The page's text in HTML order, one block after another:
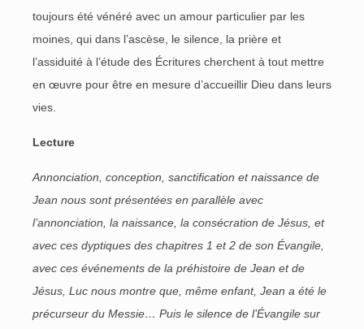
toujours été vénéré avec un amour particulier par les
moines, qui dans l’ascèse, le silence, la prière et
l’assiduité à l’étude des Écritures cherchent à tout mettre
en œuvre pour être en mesure d’accueillir Dieu dans leurs
vies.
Lecture
Annonciation, conception, sanctification et naissance de
Jean nous sont présentées en parallèle avec
l’annonciation, la naissance, la consécration de Jésus, et
avec ces dyptiques des chapitres 1 et 2 de son Évangile,
avec ces événements de la préhistoire de Jean et de
Jésus, Luc nous montre que, même enfant, Jean a été le
précurseur du Messie… Puis le silence de l’Évangile sur